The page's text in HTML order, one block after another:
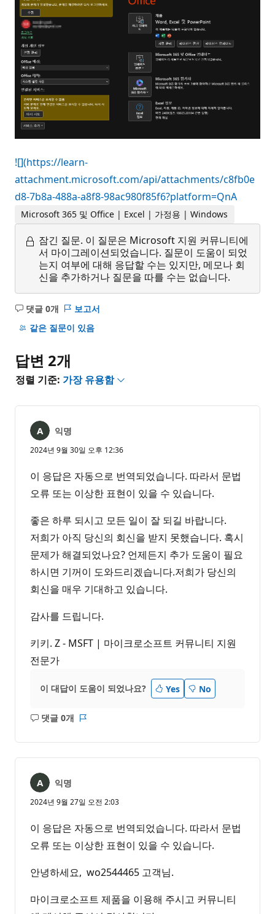
![](https://learn-
attachment.microsoft.com/api/attachments/c8fb0e
d8-7b8a-488a-a8f8-98ac980f85f6?platform=QnA
Microsoft 365 및 Office | Excel | 가정용 | Windows
잠긴 질문. 이 질문은 Microsoft 지원 커뮤니티에
서 마이그레이션되었습니다. 질문이 도움이 되었
는지 여부에 대해 응답할 수는 있지만, 메모나 회
신을 추가하거나 질문을 따를 수는 없습니다.
댓글 0개
설
명
음
보고서
같은 질문이 있음
답변 2개
정렬 기준: 가장 유용함
익명
2024년 9월 30일 오후 12:36
이 응답은 자동으로 번역되었습니다. 따라서 문법
오류 또는 이상한 표현이 있을 수 있습니다.
좋은 하루 되시고 모든 일이 잘 되길 바랍니다.
저희가 아직 당신의 회신을 받지 못했습니다. 혹시
문제가 해결되었나요? 언제든지 추가 도움이 필요
하시면 기꺼이 도와드리겠습니다.저희가 당신의
회신을 매우 기대하고 있습니다.
감사를 드립니다.
키키. Z - MSFT | 마이크로소프트 커뮤니티 지원
전문가
이 대답이 도움이 되었나요? Yes No
댓글 0개
설
음
보
익명
2024년 9월 27일 오전 2:03
이 응답은 자동으로 번역되었습니다. 따라서 문법
오류 또는 이상한 표현이 있을 수 있습니다.
안녕하세요, wo2544465 고객님.
마이크로소프트 제품을 이용해 주시고 커뮤니티